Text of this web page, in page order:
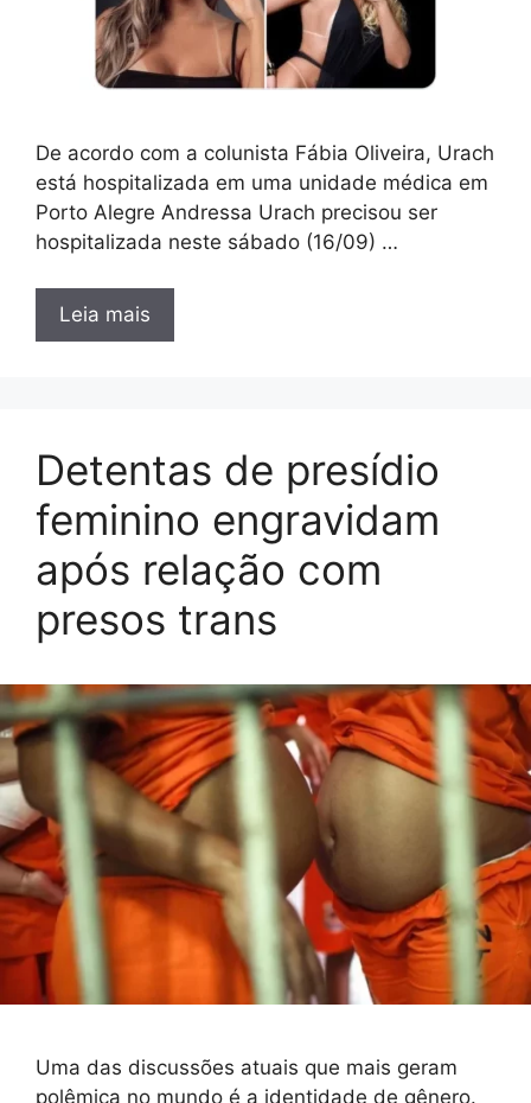
De acordo com a colunista Fábia Oliveira, Urach
está hospitalizada em uma unidade médica em
Porto Alegre Andressa Urach precisou ser
hospitalizada neste sábado (16/09) …
Leia mais
Detentas de presídio
feminino engravidam
após relação com
presos trans
Uma das discussões atuais que mais geram
polêmica no mundo é a identidade de gênero.